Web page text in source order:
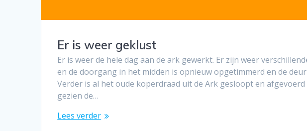
Er is weer geklust
Er is weer de hele dag aan de ark gewerkt. Er zijn weer
en de doorgang in het midden is opnieuw opgetimmerd en de
Verder is al het oude koperdraad uit de Ark gesloopt en
gezien de…
Lees verder